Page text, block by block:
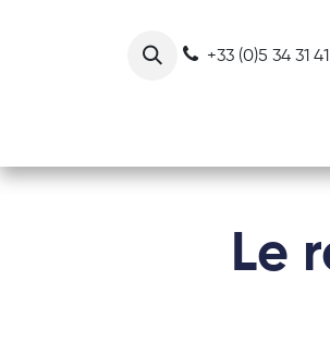
+33 (0)5 34 31
Le